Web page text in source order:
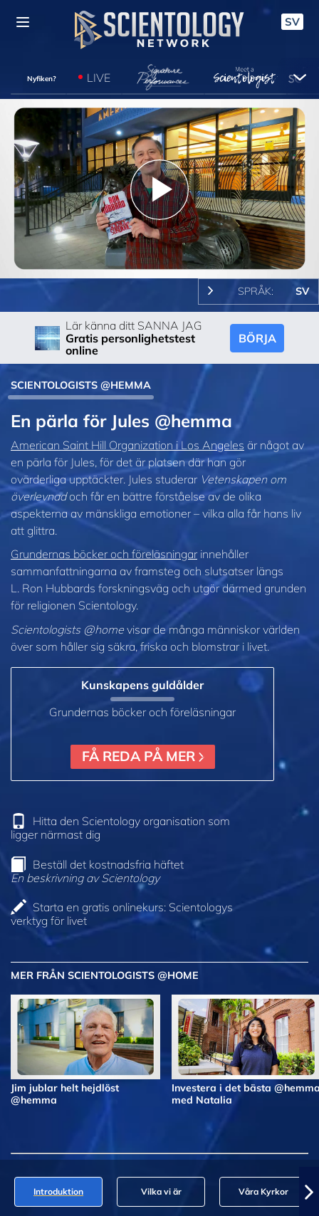
SV
Nyfiken? LIVE
Play
Video
SPRÅK: SV
Lär känna ditt SANNA JAG
Gratis personlighetstest
online
BÖRJA
SCIENTOLOGISTS @HEMMA
En pärla för Jules @hemma
American Saint Hill Organization i Los Angeles är något av
en pärla för Jules, för det är platsen där han gör
ovärderliga upptäckter. Jules studerar Vetenskapen om
överlevnadoch får en bättre förståelse av de olika
aspekterna av mänskliga emotioner – vilka alla får hans liv
att glittra.
Grundernas böcker och föreläsningarinnehåller
sammanfattningarna av framsteg och slutsatser längs
L. Ron Hubbards forskningsväg och utgör därmed grunden
för religionen Scientology.
Scientologists @home visar de många människor världen
över som håller sig säkra, friska och blomstrar i livet.
Kunskapens guldålder
Grundernas böcker och föreläsningar
FÅ REDA PÅ MER
Hitta den Scientology organisation som
ligger närmast dig
Beställ det kostnadsfria häftet
En beskrivning av Scientology
Starta en gratis onlinekurs: Scientologys
verktyg för livet
MER FRÅN SCIENTOLOGISTS @HOME
Jim jublar helt hejdlöst
@hemma
Investera i det bästa
med Natalia
Introduktion Vilka vi är Våra Kyrkor